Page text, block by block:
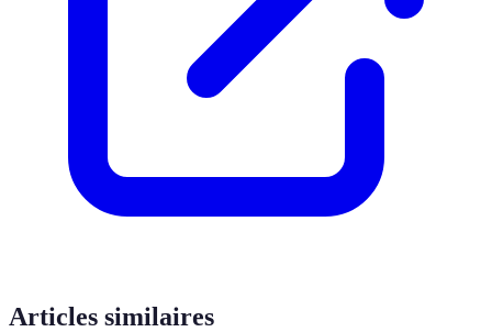
Articles similaires